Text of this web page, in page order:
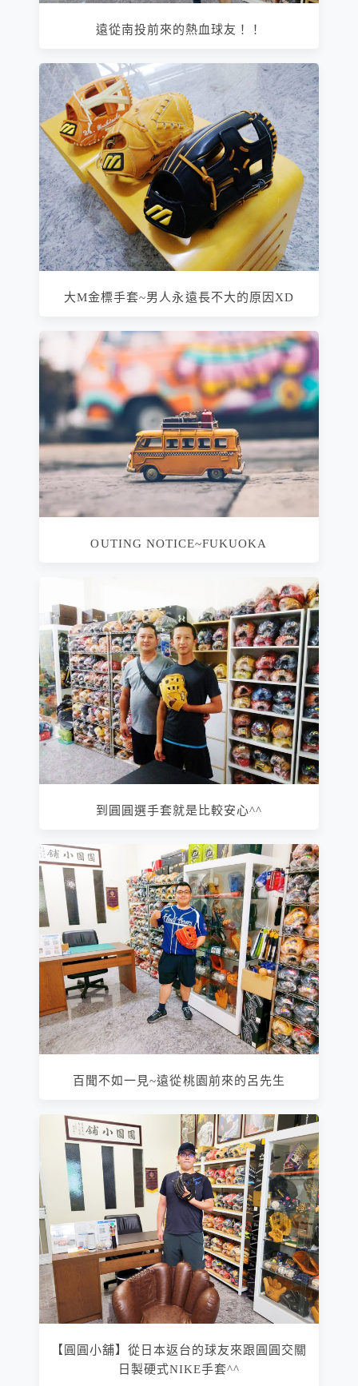
遠從南投前來的熱血球友！！
大M金標手套~男人永遠長不大的原因XD
OUTING NOTICE~FUKUOKA
到圓圓選手套就是比較安心^^
百聞不如一見~遠從桃園前來的呂先生
【圓圓小舖】從日本返台的球友來跟圓圓交關
日製硬式NIKE手套^^